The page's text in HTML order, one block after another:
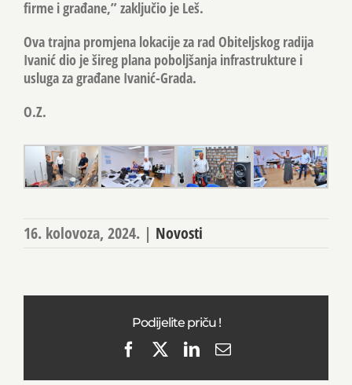
firme i građane,” zaključio je Leš.
Ova trajna promjena lokacije za rad Obiteljskog radija
Ivanić dio je šireg plana poboljšanja infrastrukture i
usluga za građane Ivanić-Grada.
O.Z.
16. kolovoza, 2024. | Novosti
Podijelite priču !
FacebookLinkedIn
Email